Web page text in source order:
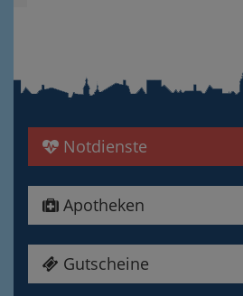
Notdienste
Apotheken
Gutscheine